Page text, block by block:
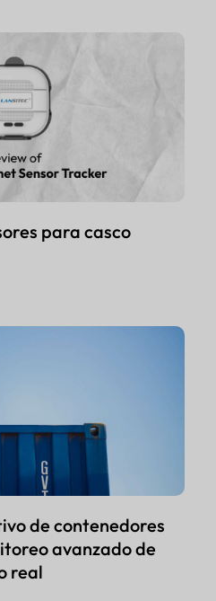
para casco
de contenedores
avanzado de
real